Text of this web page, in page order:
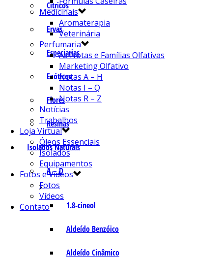
Cítricos
Ervas
Especiarias
Exóticos
Flores
Resinas
Isolados Naturais
A – D
1.8-cineol
Aldeído Benzóico
Aldeído Cinâmico
Medicinais
Aromaterapia
Veterinária
Perfumaria
As Notas e Famílias Olfativas
Marketing Olfativo
Notas A – H
Notas I – Q
Notas R – Z
Notícias
Trabalhos
Loja Virtual
Óleos Essenciais
Isolados
Equipamentos
Fotos e Vídeos
Fotos
Vídeos
Contato